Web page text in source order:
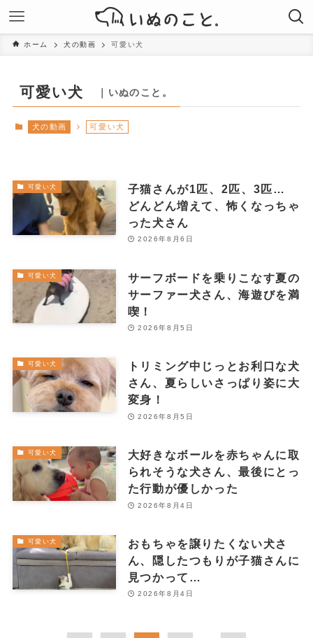
ホーム 犬の動画 可愛い犬
可愛い犬 ｜いぬのこと。
犬の動画 可愛い犬
可愛い犬
子猫さんが1匹、2匹、3匹…
どんどん増えて、怖くなっちゃ
った犬さん
2026年8月6日
可愛い犬
サーフボードを乗りこなす夏の
サーファー犬さん、海遊びを満
喫！
2026年8月5日
可愛い犬
トリミング中じっとお利口な犬
さん、夏らしいさっぱり姿に大
変身！
2026年8月5日
可愛い犬
大好きなボールを赤ちゃんに取
られそうな犬さん、最後にとっ
た行動が優しかった
2026年8月4日
可愛い犬
おもちゃを譲りたくない犬さ
ん、隠したつもりが子猫さんに
見つかって…
2026年8月4日